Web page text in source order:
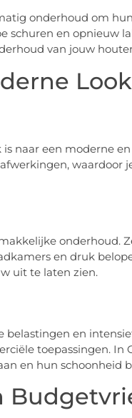
onderhoud om
en opnieuw
van jouw
Look
naar een moderne
waardoor
onderhoud.
en druk
uit te laten zien.
en
toepassingen. In
en hun schoonheid